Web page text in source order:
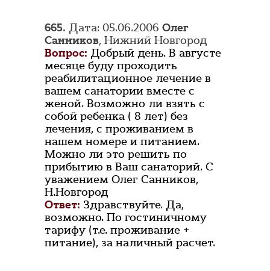
665. Дата: 05.06.2006 Олег
Санников, Нижний Новгород
Вопрос: Добрый день. В августе
месяце буду проходить
реабилитационное лечение в
вашем санатории вместе с
женой. Возможно ли взять с
собой ребенка ( 8 лет) без
лечения, с проживанием в
нашем номере и питанием.
Можно ли это решить по
прибытию в Ваш санаторий. С
уважением Олег Санников,
Н.Новгород
Ответ: Здравствуйте. Да,
возможно. По гостиничному
тарифу (т.е. проживание +
питание), за наличный расчет.